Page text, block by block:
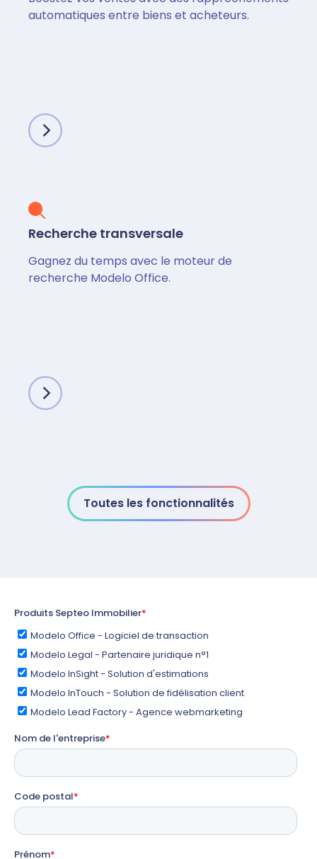
automatiques entre biens et acheteurs.
Recherche transversale
Gagnez du temps avec le moteur de
recherche Modelo Office.
Toutes les fonctionnalités